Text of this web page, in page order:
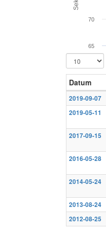
65
70
Datum
2019-09-07
2019-05-11
2017-09-15
2016-05-28
2014-05-24
2013-08-24
2012-08-25